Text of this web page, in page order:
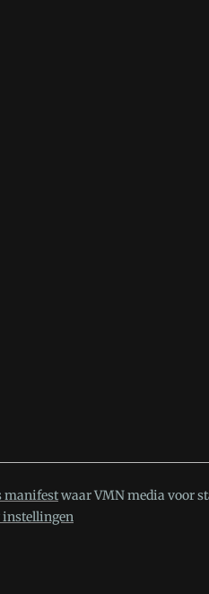
manifestwaar VMN media voor
instellingen